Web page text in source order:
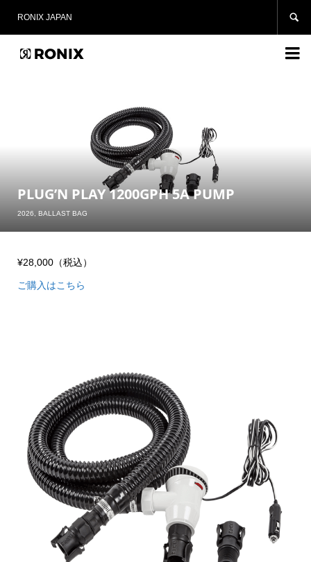
RONIX JAPAN 

PLUG’N PLAY 1200GPH 5A PUMP
2026 BALLAST BAG
¥28,000（税込）
ご購入はこちら